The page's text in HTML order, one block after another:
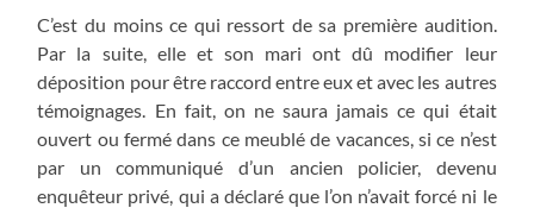
C’est du moins ce qui ressort de sa première audition.
Par la suite, elle et son mari ont dû modifier leur
déposition pour être raccord entre eux et avec les autres
témoignages. En fait, on ne saura jamais ce qui était
ouvert ou fermé dans ce meublé de vacances, si ce n’est
par un communiqué d’un ancien policier, devenu
enquêteur privé, qui a déclaré que l’on n’avait forcé ni le